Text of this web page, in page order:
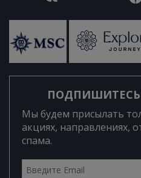
ПОДПИШИТЕСЬ
Мы будем присылать
акциях, направлениях,
спама.